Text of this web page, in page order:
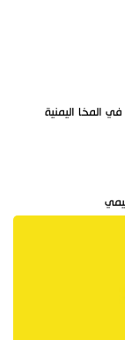
المخا اليمنية